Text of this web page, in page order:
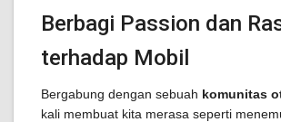
Berbagi Passion dan
terhadap Mobil
Bergabung dengan sebuah komunitas
kali membuat kita merasa seperti